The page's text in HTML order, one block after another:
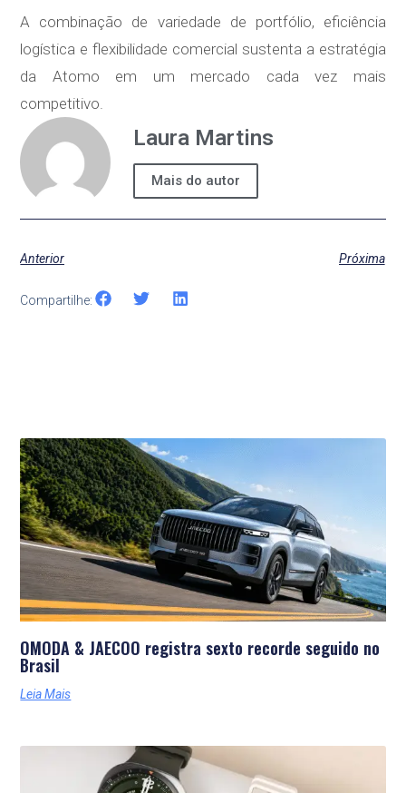
A combinação de variedade de portfólio, eficiência
logística e flexibilidade comercial sustenta a estratégia
da Atomo em um mercado cada vez mais
competitivo.
Laura Martins
Mais do autor
Anterior Próxima
Compartilhe:
Últimas Notícias
OMODA & JAECOO registra sexto recorde seguido no
Brasil
Leia Mais